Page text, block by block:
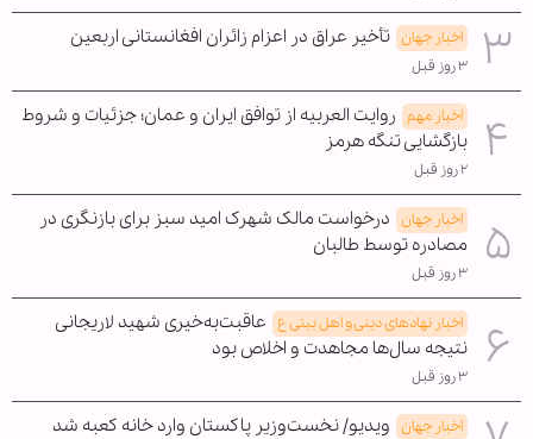
اخبار جهان تأخیر عراق در اعزام زائران افغانستانی اربعین
۳ روز قبل
اخبار مهم روایت العربیه از توافق ایران و عمان؛ جزئیات و شروط
بازگشایی تنگه هرمز
۲ روز قبل
اخبار جهان درخواست مالک شهرک امید سبز برای بازنگری در
مصادره توسط طالبان
۳ روز قبل
اخبار نهادهای دینی و اهل بیتی ع عاقبت‌به‌خیری شهید لاریجانی
نتیجه سال‌ها مجاهدت و اخلاص بود
۳ روز قبل
اخبار جهان ویدیو/ نخست‌وزیر پاکستان وارد خانه کعبه شد